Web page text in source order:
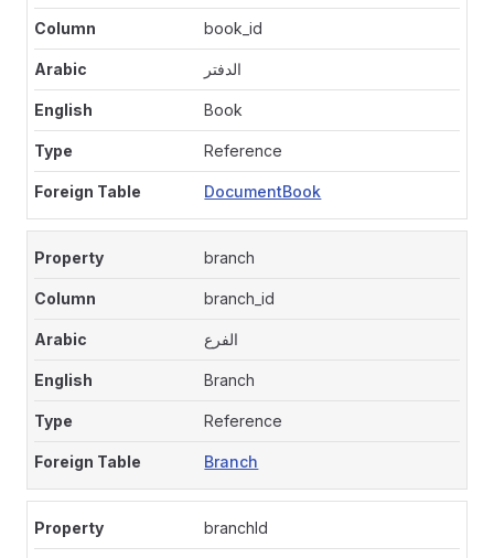
book_id
الدفتر
Book
Reference
DocumentBook
branch
branch_id
الفرع
Branch
Reference
Branch
branchId